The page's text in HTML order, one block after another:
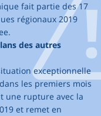
fait partie des 17
régionaux 2019
des autres
exceptionnelle
les premiers mois
une rupture avec la
et remet en